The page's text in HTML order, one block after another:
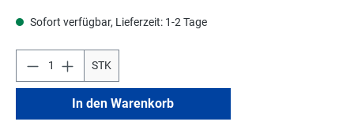
Sofort verfügbar, Lieferzeit: 1-2 Tage
STK
In den Warenkorb